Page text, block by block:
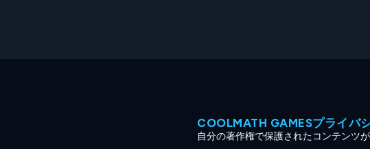
COOLMATH GAMESプライバ
自分の著作権で保護されたコンテンツ